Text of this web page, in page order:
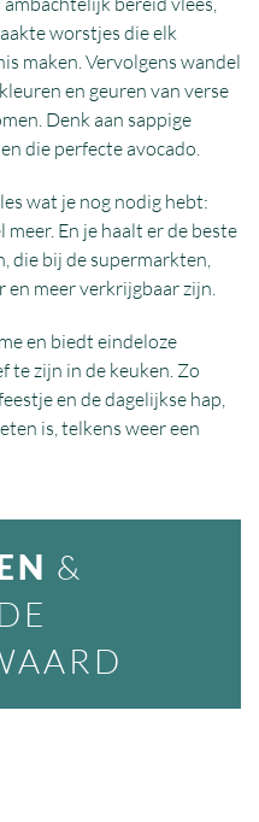
worstjes die elk
maken. Vervolgens wandel
en geuren van verse
Denk aan sappige
die perfecte avocado.
wat je nog nodig hebt:
En je haalt er de beste
die bij de supermarkten,
en meer verkrijgbaar zijn.
en biedt eindeloze
te zijn in de keuken. Zo
en de dagelijkse hap,
is, telkens weer een
&